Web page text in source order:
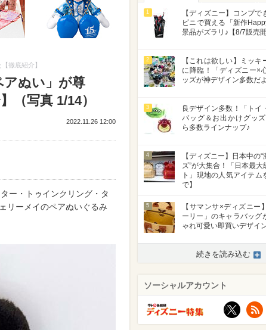
徹底紹介】
アぬい」が尊
（写真 1/14）
2022.11.26 12:00
ー・トゥインクリング・タ
リーメイのペアぬいぐるみ
1
【ディズニー】コンプで
ビニで買える「新作
景品がズラリ♪【8/7販売開
2
【これは欲しい】ミッ
に降臨！「ディズニー×
ッズが神デザイン多数だ
3
良デザイン多数！「トイ
バッグ＆お出かけグッ
ら多数ラインナップ♪
4
【ディズニー】日本中の
ズ”が大集合！「日本最大
ト」現地の人気アイテム
で】
5
【サマンサ×ディズニー
ーリー」のキャラバッグ
ゃれ可愛い即買いデザイ
続きを読み込む
ソーシャルアカウント
X